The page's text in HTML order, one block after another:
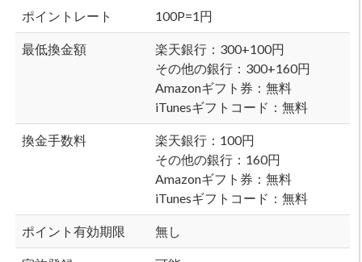
ポイントレート 100P=1円
最低換金額
楽天銀行：300+100円
その他の銀行：300+160円
Amazonギフト券：無料
iTunesギフトコード：無料
換金手数料
楽天銀行：100円
その他の銀行：160円
Amazonギフト券：無料
iTunesギフトコード：無料
ポイント有効期限 無し